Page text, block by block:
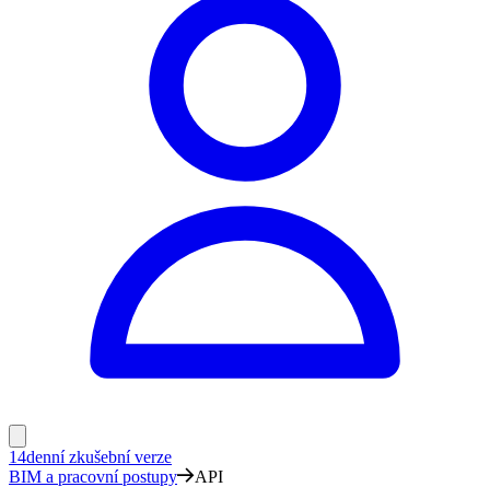
14denní zkušební verze
BIM a pracovní postupy
API